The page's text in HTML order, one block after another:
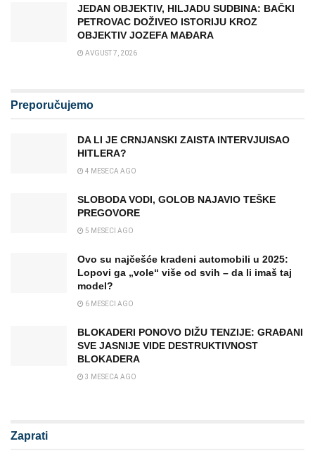
JEDAN OBJEKTIV, HILJADU SUDBINA: BAČKI
PETROVAC DOŽIVEO ISTORIJU KROZ
OBJEKTIV JOZEFA MAĐARA
AVGUST 7, 2026
Preporučujemo
DA LI JE CRNJANSKI ZAISTA INTERVJUISAO
HITLERA?
4 MESECA AGO
SLOBODA VODI, GOLOB NAJAVIO TEŠKE
PREGOVORE
5 MESECI AGO
Ovo su najčešće kradeni automobili u 2025:
Lopovi ga „vole“ više od svih – da li imaš taj
model?
6 MESECI AGO
BLOKADERI PONOVO DIŽU TENZIJE: GRAĐANI
SVE JASNIJE VIDE DESTRUKTIVNOST
BLOKADERA
3 MESECA AGO
Zaprati